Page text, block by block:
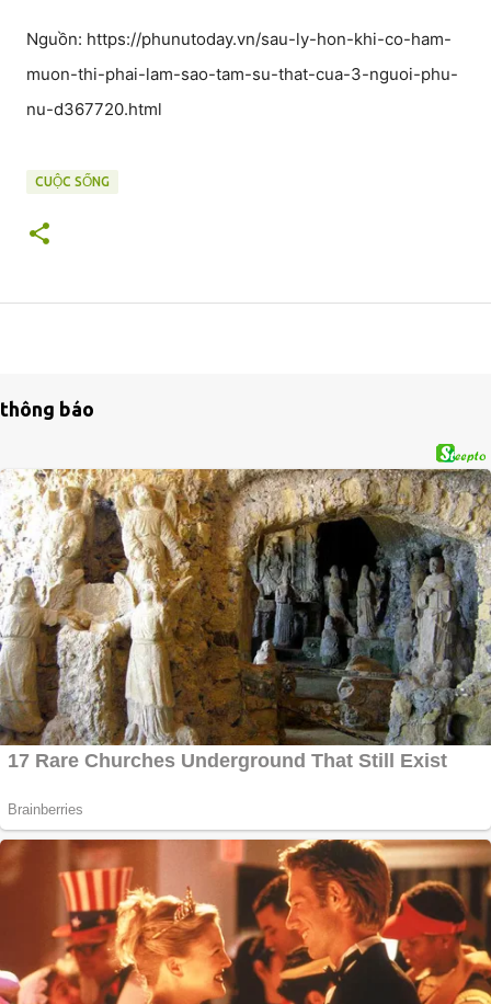
Nguồn: https://phunutoday.vn/sau-ly-hon-khi-co-ham-
muon-thi-phai-lam-sao-tam-su-that-cua-3-nguoi-phu-
nu-d367720.html
CUỘC SỐNG
thông báo